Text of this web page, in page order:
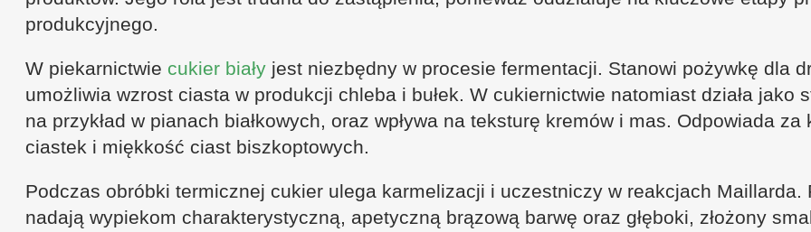
produkcyjnego.
W piekarnictwie cukier biały jest niezbędny w procesie fermentacji. Stanowi pożywkę dla
umożliwia wzrost ciasta w produkcji chleba i bułek. W cukiernictwie natomiast działa jako
na przykład w pianach białkowych, oraz wpływa na teksturę kremów i mas. Odpowiada za
ciastek i miękkość ciast biszkoptowych.
Podczas obróbki termicznej cukier ulega karmelizacji i uczestniczy w reakcjach Maillarda.
nadają wypiekom charakterystyczną, apetyczną brązową barwę oraz głęboki, złożony